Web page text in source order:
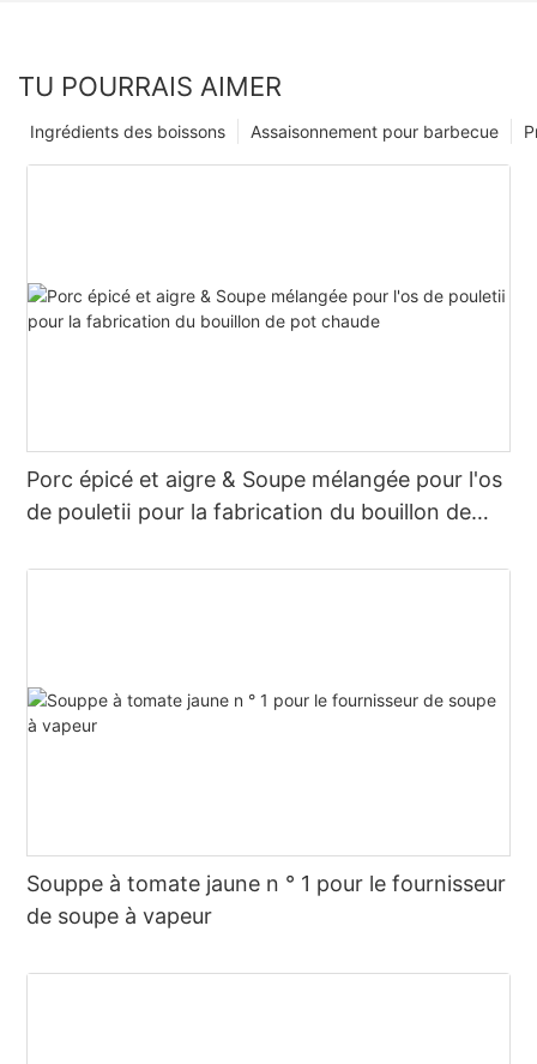
TU POURRAIS AIMER
Assaisonnement pour barbecue
Ingrédients des boissons
Porc épicé et aigre & Soupe mélangée pour l'os
de pouletⅱ pour la fabrication du bouillon de
Souppe à tomate jaune n ° 1 pour le fournisseur
de soupe à vapeur